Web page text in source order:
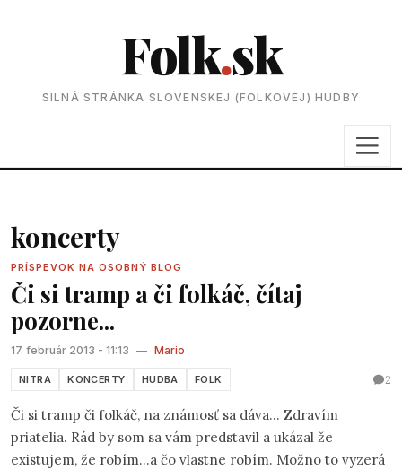
Folk.sk
SILNÁ STRÁNKA SLOVENSKEJ (FOLKOVEJ) HUDBY
koncerty
PRÍSPEVOK NA OSOBNÝ BLOG
Či si tramp a či folkáč, čítaj
pozorne...
17. február 2013 - 11:13 — Mario
NITRA KONCERTY HUDBA FOLK 2
Či si tramp či folkáč, na známosť sa dáva... Zdravím
priatelia. Rád by som sa vám predstavil a ukázal že
existujem, že robím...a čo vlastne robím. Možno to vyzerá